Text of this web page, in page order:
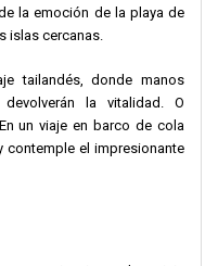
la emoción de la playa de
islas cercanas.
tailandés, donde manos
la vitalidad. O
un viaje en barco de cola
contemple el impresionante